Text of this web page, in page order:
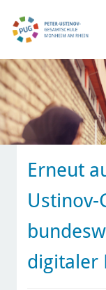
Erneut
Ustinov-
digitaler